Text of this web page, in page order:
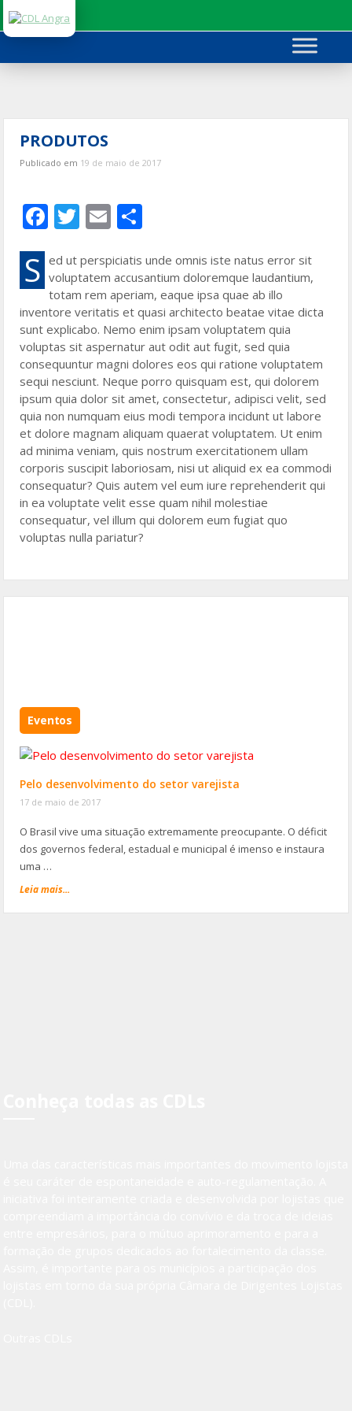
para
conteúdo
PRODUTOS
Publicado em 19 de maio de 2017
F
ac
e
b
o
o
k
T
w
itt
er
E
m
ai
l
ar
e
S ed ut perspiciatis unde omnis iste natus error sit
voluptatem accusantium doloremque laudantium,
totam rem aperiam, eaque ipsa quae ab illo
inventore veritatis et quasi architecto beatae vitae dicta
sunt explicabo. Nemo enim ipsam voluptatem quia
voluptas sit aspernatur aut odit aut fugit, sed quia
consequuntur magni dolores eos qui ratione voluptatem
sequi nesciunt. Neque porro quisquam est, qui dolorem
ipsum quia dolor sit amet, consectetur, adipisci velit, sed
quia non numquam eius modi tempora incidunt ut labore
et dolore magnam aliquam quaerat voluptatem. Ut enim
ad minima veniam, quis nostrum exercitationem ullam
corporis suscipit laboriosam, nisi ut aliquid ex ea commodi
consequatur? Quis autem vel eum iure reprehenderit qui
in ea voluptate velit esse quam nihil molestiae
consequatur, vel illum qui dolorem eum fugiat quo
voluptas nulla pariatur?
Eventos
Pelo desenvolvimento do setor varejista
17 de maio de 2017
O Brasil vive uma situação extremamente preocupante. O déficit
dos governos federal, estadual e municipal é imenso e instaura
uma …
Leia mais...